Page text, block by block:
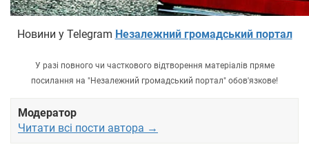
Новини у Telegram Незалежний громадський портал
У разі повного чи часткового відтворення матеріалів пряме
посилання на "Незалежний громадський портал" обов'язкове!
Модератор
Читати всі пости автора →